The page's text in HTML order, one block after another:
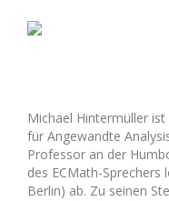
Michael Hintermüller
für Angewandte
Professor an der
des ECMath-Sprechers
Berlin) ab. Zu seinen